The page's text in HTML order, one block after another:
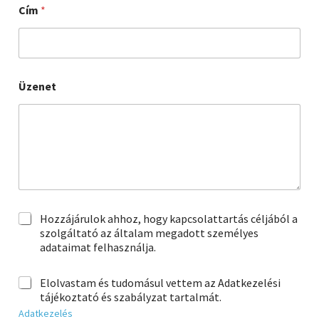
Cím *
Üzenet
g
*
Hozzájárulok ahhoz, hogy kapcsolattartás céljából a
szolgáltató az általam megadott személyes
adataimat felhasználja.
g
p
Elolvastam és tudomásul vettem az Adatkezelési
tájékoztató és szabályzat tartalmát.
Adatkezelés